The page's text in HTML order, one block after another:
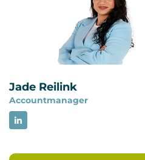
Jade Reilink
Accountmanager